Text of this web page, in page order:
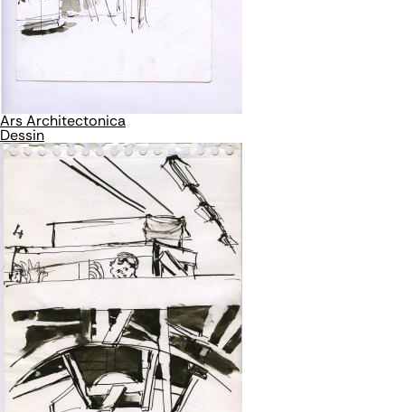
Ars Architectonica
Dessin